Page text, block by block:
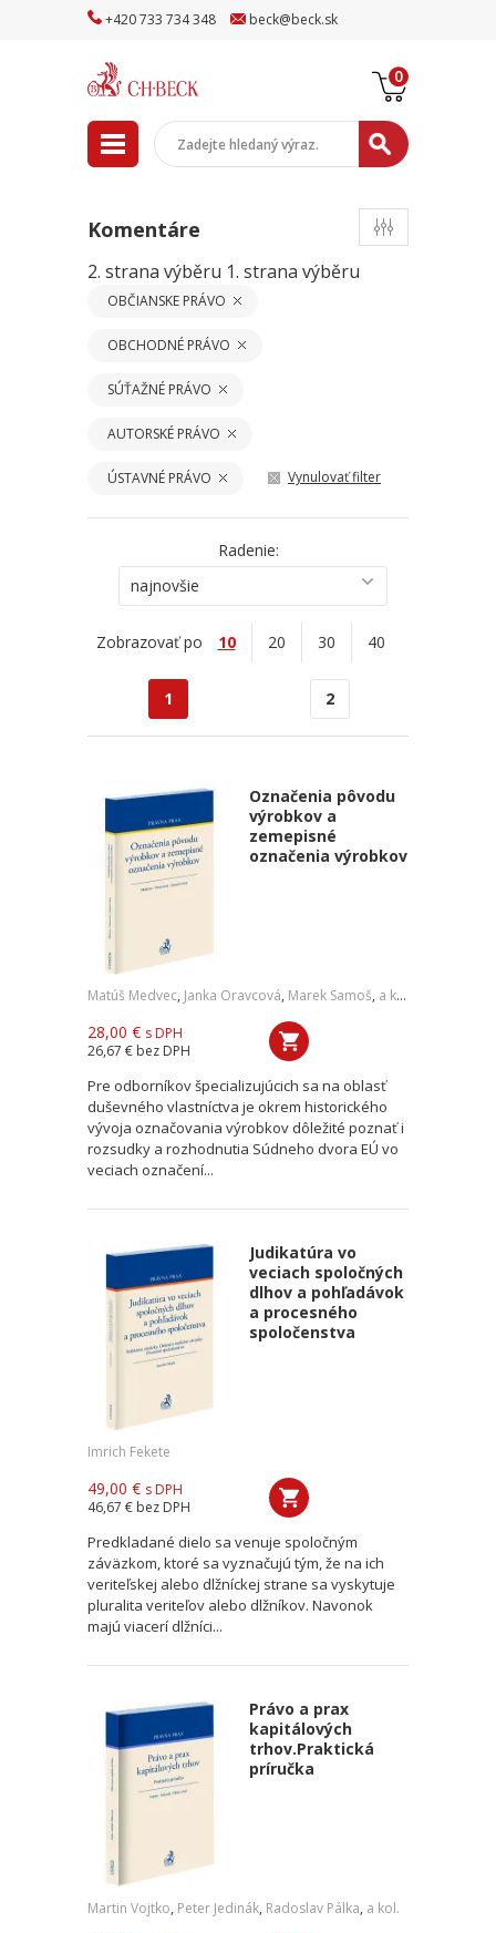
+420733 734348 beck@beck.sk
0
Komentáre
2. strana výběru 1. strana výběru
OBČIANSKE PRÁVO
OBCHODNÉ PRÁVO
SÚŤAŽNÉ PRÁVO
AUTORSKÉ PRÁVO
ÚSTAVNÉ PRÁVO Vynulovať filter
Radenie:
najnovšie
Zobrazovať po 10 20 30 40
1 2
Označenia pôvodu
výrobkov a
zemepisné
označenia výrobkov
Matúš Medvec, Janka Oravcová, Marek Samoš, a kol.
28,00 € s DPH
26,67 € bez DPH
Pre odborníkov špecializujúcich sa na oblasť
duševného vlastníctva je okrem historického
vývoja označovania výrobkov dôležité poznať i
rozsudky a rozhodnutia Súdneho dvora EÚ vo
veciach označení...
Judikatúra vo
veciach spoločných
dlhov a pohľadávok
a procesného
spoločenstva
Imrich Fekete
49,00 € s DPH
46,67 € bez DPH
Predkladané dielo sa venuje spoločným
záväzkom, ktoré sa vyznačujú tým, že na ich
veriteľskej alebo dlžníckej strane sa vyskytuje
pluralita veriteľov alebo dlžníkov. Navonok
majú viacerí dlžníci...
Právo a prax
kapitálových
trhov.Praktická
príručka
Martin Vojtko, Peter Jedinák, Radoslav Pálka, a kol.